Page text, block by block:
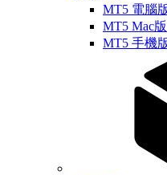
MT5 電腦
MT5 Mac版
MT5 手機